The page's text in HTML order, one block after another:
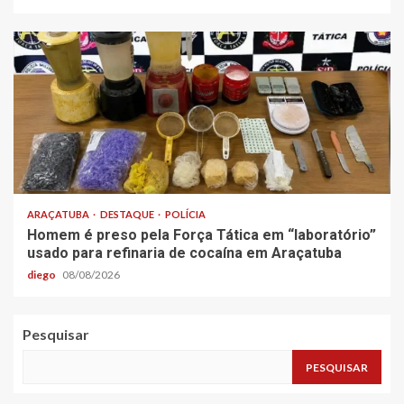
ARAÇATUBA DESTAQUE POLÍCIA
Homem é preso pela Força Tática em “laboratório”
usado para refinaria de cocaína em Araçatuba
diego 08/08/2026
Pesquisar
PESQUISAR